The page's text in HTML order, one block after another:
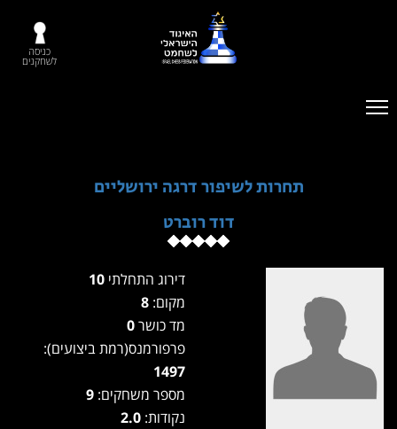
כניסה
לשחקנים
תחרות לשיפור דרגה ירושליים
דוד רוברט
דירוג התחלתי
מקום:
מד כושר
פרפורמנס(רמת ביצועים):
1497
מספר משחקים:
נקודות: 2.0